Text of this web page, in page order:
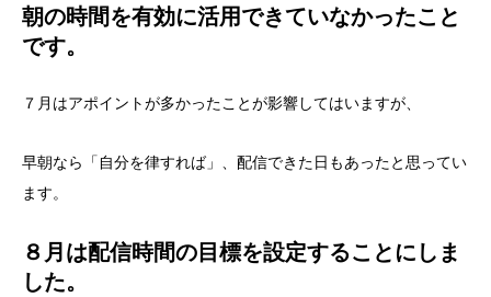
朝の時間を有効に活用できていなかったこと
です。
７月はアポイントが多かったことが影響してはいますが、
早朝なら「自分を律すれば」、配信できた日もあったと思ってい
ます。
８月は配信時間の目標を設定することにしま
した。